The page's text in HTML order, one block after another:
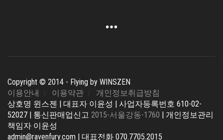
Copyright © 2014 - Flying by WINSZEN
이용안내
이용약관
개인정보취급방침
상호명 윈스젠 | 대표자 이윤성 | 사업자등록번호 610-02-
52027 | 통신판매업신고 2015-서울강동-1760 | 개인정보관리
책임자 이윤성
admin@ravenfury.com | 대표전화 070.7705.2015